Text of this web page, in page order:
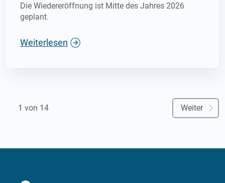
Die Wiedereröffnung ist Mitte des Jahres 2026
geplant.
Weiterlesen
1 von 14 Weiter